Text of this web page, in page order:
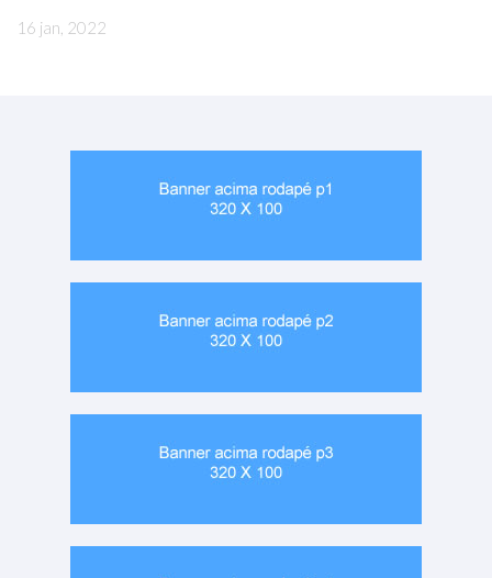
16 jan, 2022